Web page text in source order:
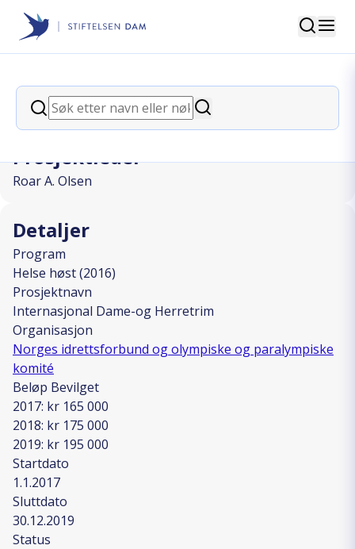
Stiftelsen Dam
Søk
Søk
Søk
back
Internasjonal Dame-og Herretrim
Prosjektleder
Roar A. Olsen
Detaljer
Program
Helse høst (2016)
Prosjektnavn
Internasjonal Dame-og Herretrim
Organisasjon
Norges idrettsforbund og olympiske og paralympiske
komité
Beløp Bevilget
2017: kr 165 000
2018: kr 175 000
2019: kr 195 000
Startdato
1.1.2017
Sluttdato
30.12.2019
Status